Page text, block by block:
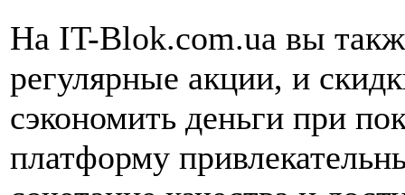
На IT-Blok.com.ua вы
регулярные акции, и
сэкономить деньги при
платформу